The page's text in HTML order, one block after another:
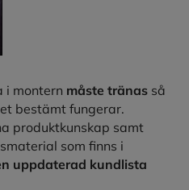
i montern måste tränas så
bestämt fungerar.
produktkunskap samt
som finns i
uppdaterad kundlista